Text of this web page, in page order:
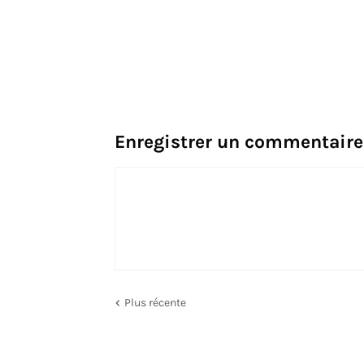
Enregistrer un commentaire
Plus récente